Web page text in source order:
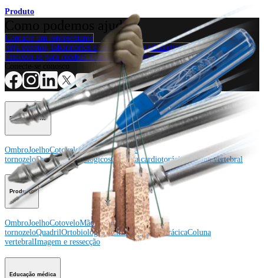
Produto
Como podemos ajudar?
Contacte um representante
Veja eventos, laboratórios e oportunidades educacionais
Inscreva-se para receber: O que há de novo na Arthrex?
Procedimento
OmbroJoelhoCotoveloMão e punhoPé e
tornozeloQuadrilOrtobiológicosCirurgia cardiotorácica Coluna vertebral
Producto
OmbroJoelhoCotoveloMão e punho Pé e
tornozeloQuadrilOrtobiológicosCirurgia cardiotorácicaColuna
vertebralImagem e ressecção
Educação médica